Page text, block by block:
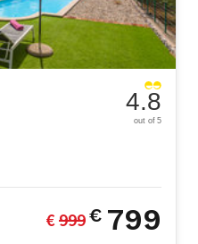
4.8
out of 5
€ 999€ 799